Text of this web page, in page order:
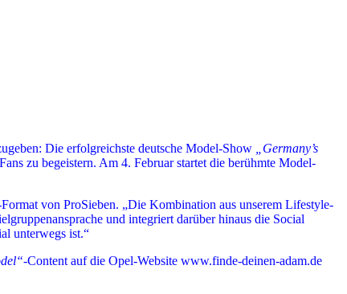
Die erfolgreichste deutsche Model-Show
„Germany’s
zu begeistern. Am 4. Februar startet die berühmte Model-
von ProSieben. „Die Kombination aus unserem Lifestyle-
und integriert darüber hinaus die Social
unterwegs ist.“
-Content auf die Opel-Website www.finde-deinen-adam.de